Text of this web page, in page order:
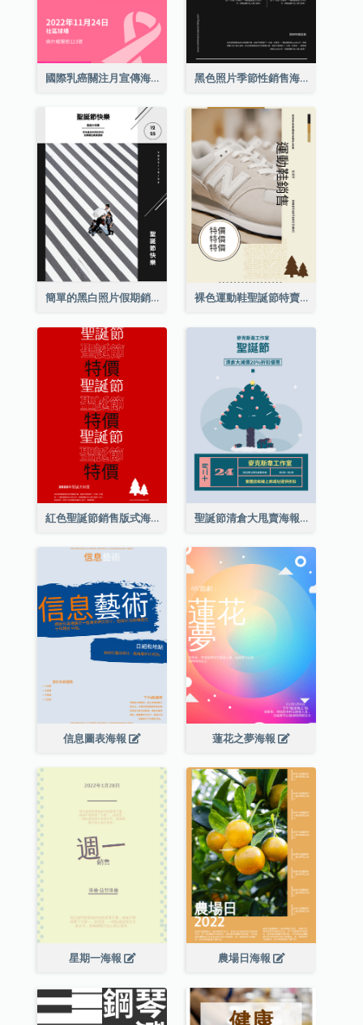
國際乳癌關注月宣傳海報 黑色照片季節性銷售海報
簡單的黑白照片假期銷售海報 裸色運動鞋聖誕節特賣海報
紅色聖誕節銷售版式海報 聖誕節清倉大甩賣海報
信息圖表海報 蓮花之夢海報
星期一海報 農場日海報